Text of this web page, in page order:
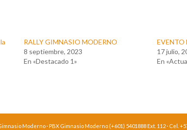
RALLY GIMNASIO MODERNO
8 septiembre, 2023
En «Destacado 1»
EVENTO
17 julio,
En
Moderno · PBX Gimnasio Moderno (+601) 5401888 Ext. 112 · Cel.